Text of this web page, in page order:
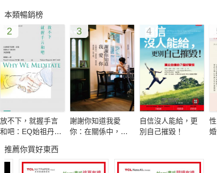
憂心忡忡，你累了嗎？
轉化心中的恐懼種子
在佛教裡，我們說心識就像一塊田地，埋著各式各樣的種子，有
慈、悲、喜、捨的種子；也有憤怒、恐懼、焦慮的種子；還有正
念種子。把平安、喜悅和慈愛的種子帶到你的意識裡，讓它們形
成能量，轉化你心中的恐懼種子。本書提供具體方法：釋放身心
恐懼的八項正念修習、呼吸練習、放鬆禪、慈心禪。每刻都是一
個機會，讓你與內在和好，重建平安和諧。
多一點平安，少一點害怕
每當恐懼、憤怒或妒忌這樣的強烈情緒生起時，我們要去照顧這
本類暢銷榜
2
放不下，就握手言
和吧：EQ始祖丹尼
波切的冥想智慧
3
謝謝你知道我愛
你：在關係中，面
4
自信沒人能給，更
別自己摧毀！
推薦你買好東西